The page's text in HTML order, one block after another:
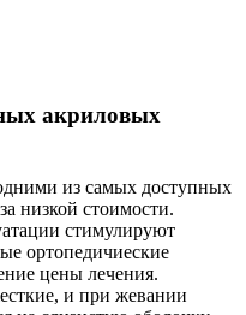
акриловых
из самых доступных
низкой стоимости.
стимулируют
ортопедичиеские
цены лечения.
и при жевании